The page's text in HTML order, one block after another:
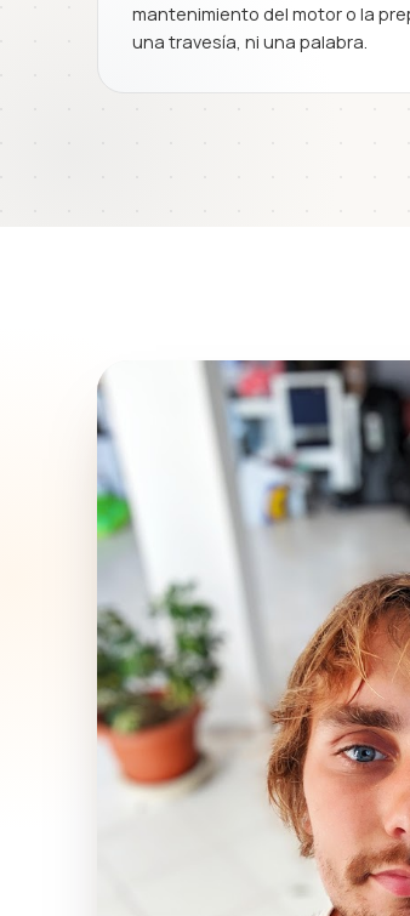
mantenimiento del motor o la
una travesía, ni una palabra.